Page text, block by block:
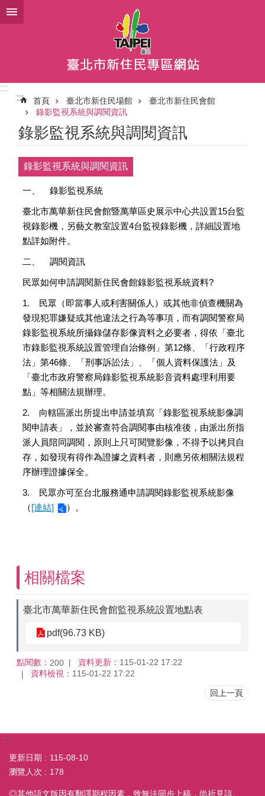
跳到主要內容區塊
:::
:::
首頁 臺北市新住民場館
臺北市新住民會館
錄影監視系統與調閱資訊
錄影監視系統與調閱資訊
錄影監視系統與調閱資訊
一、 錄影監視系統
臺北市萬華新住民會館暨萬華區史展示中心共設置15台監
視錄影機，另藝文教室設置4台監視錄影機，詳細設置地
點詳如附件。
二、 調閱資訊
民眾如何申請調閱新住民會館錄影監視系統資料?
1.
民眾（即當事人或利害關係人）或其他非偵查機關為
發現犯罪嫌疑或其他違法之行為等事項，而有調閱警察局
錄影監視系統所攝錄儲存影像資料之必要者，得依「臺北
市錄影監視系統設置管理自治條例」第12條、「行政程序
法」第46條、「刑事訴訟法」、「個人資料保護法」及
「臺北市政府警察局錄影監視系統影音資料處理利用要
點」等相關法規辦理。
2.
向轄區派出所提出申請並填寫「錄影監視系統影像調
閱申請表」，並於審查符合調閱事由核准後，由派出所指
派人員陪同調閱，原則上只可閱覽影像，不得予以拷貝自
存，如發現有得作為證據之資料者，則應另依相關法規程
序辦理證據保全。
3.
民眾亦可至台北服務通申請調閱錄影監視系統影像
（[連結] ）。
相關檔案
臺北市萬華新住民會館監視系統設置地點表
pdf(96.73 KB)
點閱數： 200 資料更新： 115-01-22 17:22
資料檢視： 115-01-22 17:22
回上一頁
:::
更新日期
115-08-10
瀏覽人次
178
◎其他語文版因有翻譯期程因素，致無法同步上稿，尚祈見諒。